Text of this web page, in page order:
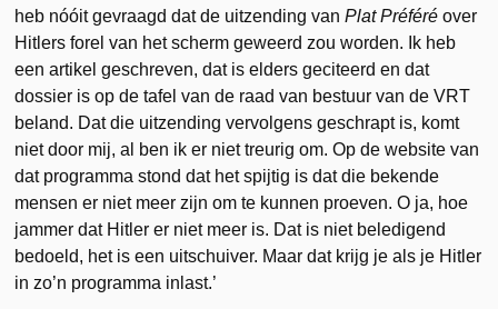
heb nóóit gevraagd dat de uitzending vanPlat Préféréover
Hitlers forel van het scherm geweerd zou worden. Ik heb
een artikel geschreven, dat is elders geciteerd en dat
dossier is op de tafel van de raad van bestuur van de VRT
beland. Dat die uitzending vervolgens geschrapt is, komt
niet door mij, al ben ik er niet treurig om. Op de website van
dat programma stond dat het spijtig is dat die bekende
mensen er niet meer zijn om te kunnen proeven. O ja, hoe
jammer dat Hitler er niet meer is. Dat is niet beledigend
bedoeld, het is een uitschuiver. Maar dat krijg je als je Hitler
in zo’n programma inlast.’